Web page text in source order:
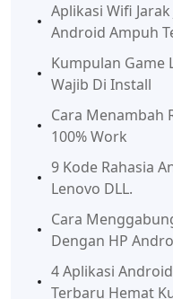
Aplikasi Wifi
Android Ampuh
Kumpulan Game
Wajib Di Install
Cara Menambah
100% Work
9 Kode Rahasia
Lenovo DLL.
Cara
Dengan HP
4 Aplikasi
Terbaru Hemat